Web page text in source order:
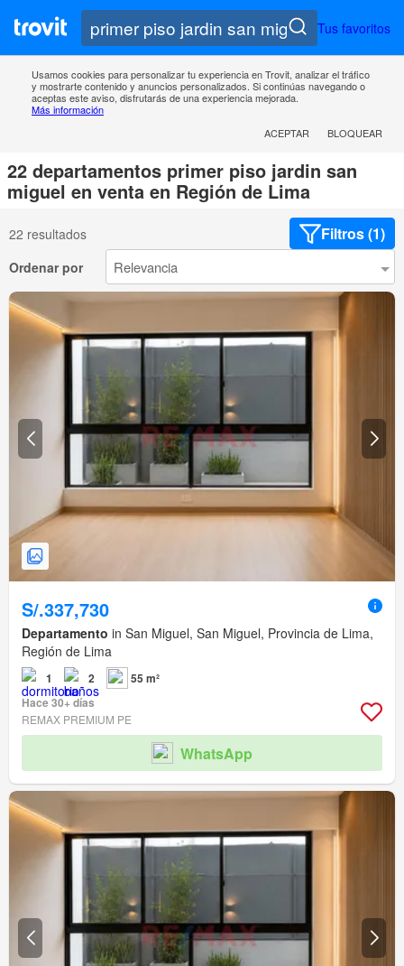
Tus favoritos
Usamos cookies para personalizar tu experiencia en Trovit, analizar el tráfico
y mostrarte contenido y anuncios personalizados. Si continúas navegando o
aceptas este aviso, disfrutarás de una experiencia mejorada.
Más información
ACEPTAR
BLOQUEAR
22 departamentos primer piso jardin san
miguel en venta en Región de Lima
22 resultados Filtros (1)
Ordenar por
S/.337,730
Departamento in San Miguel, San Miguel, Provincia de Lima,
Región de Lima
1 2
55 m²
Hace 30+ días
REMAX PREMIUM PE
WhatsApp